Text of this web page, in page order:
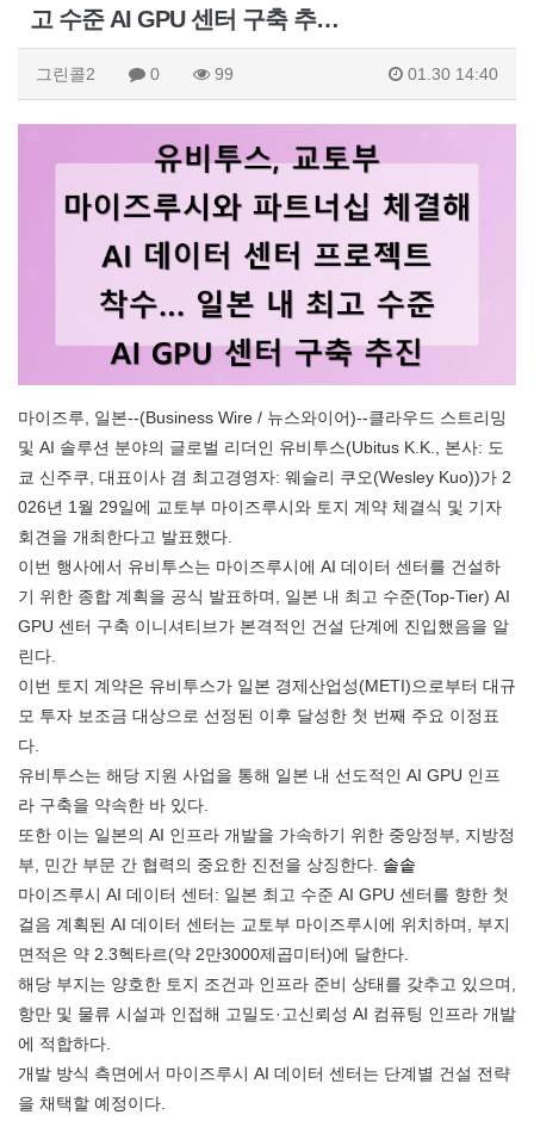
고 수준 AI GPU 센터 구축 추…
그린콜2 0 99 01.30 14:40
마이즈루, 일본--(Business Wire / 뉴스와이어)--클라우드 스트리밍
및 AI 솔루션 분야의 글로벌 리더인 유비투스(Ubitus K.K., 본사: 도
쿄 신주쿠, 대표이사 겸 최고경영자: 웨슬리 쿠오(Wesley Kuo))가 2
026년 1월 29일에 교토부 마이즈루시와 토지 계약 체결식 및 기자
회견을 개최한다고 발표했다.
이번 행사에서 유비투스는 마이즈루시에 AI 데이터 센터를 건설하
기 위한 종합 계획을 공식 발표하며, 일본 내 최고 수준(Top-Tier) AI
GPU 센터 구축 이니셔티브가 본격적인 건설 단계에 진입했음을 알
린다.
이번 토지 계약은 유비투스가 일본 경제산업성(METI)으로부터 대규
모 투자 보조금 대상으로 선정된 이후 달성한 첫 번째 주요 이정표
다.
유비투스는 해당 지원 사업을 통해 일본 내 선도적인 AI GPU 인프
라 구축을 약속한 바 있다.
또한 이는 일본의 AI 인프라 개발을 가속하기 위한 중앙정부, 지방정
부, 민간 부문 간 협력의 중요한 진전을 상징한다. 솔솥
마이즈루시 AI 데이터 센터: 일본 최고 수준 AI GPU 센터를 향한 첫
걸음 계획된 AI 데이터 센터는 교토부 마이즈루시에 위치하며, 부지
면적은 약 2.3헥타르(약 2만3000제곱미터)에 달한다.
해당 부지는 양호한 토지 조건과 인프라 준비 상태를 갖추고 있으며,
항만 및 물류 시설과 인접해 고밀도·고신뢰성 AI 컴퓨팅 인프라 개발
에 적합하다.
개발 방식 측면에서 마이즈루시 AI 데이터 센터는 단계별 건설 전략
을 채택할 예정이다.